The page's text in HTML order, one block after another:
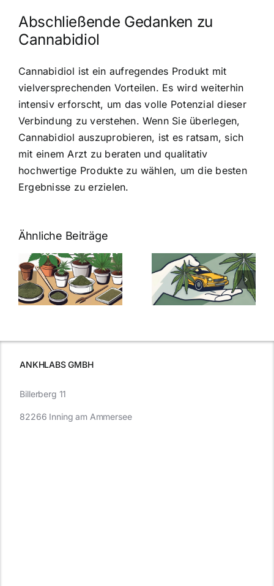
Abschließende Gedanken zu
Cannabidiol
Cannabidiol ist ein aufregendes Produkt mit
vielversprechenden Vorteilen. Es wird weiterhin
intensiv erforscht, um das volle Potenzial dieser
Verbindung zu verstehen. Wenn Sie überlegen,
Cannabidiol auszuprobieren, ist es ratsam, sich
mit einem Arzt zu beraten und qualitativ
hochwertige Produkte zu wählen, um die besten
Ergebnisse zu erzielen.
Ähnliche Beiträge
Neue THC-
Grenzwert-
Regelung:
Was Sie über
Cannabis und
müssen
Cannabis
Samen
kaufen: Alles
was Sie
ANKHLABS GMBH
Billerberg 11
82266 Inning am Ammersee